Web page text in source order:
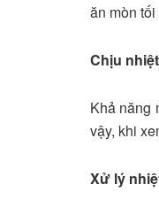
ăn mòn
Chịu
Khả năng
vậy, khi
Xử lý